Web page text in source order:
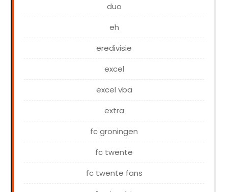
duo
eh
eredivisie
excel
excel vba
extra
fc groningen
fc twente
fc twente fans